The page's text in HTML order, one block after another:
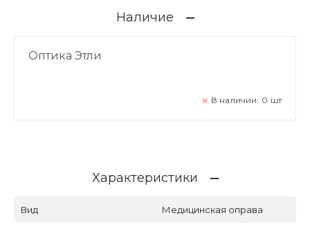
Наличие
Оптика Этли
В наличии: 0 шт
Характеристики
Вид Медицинская оправа